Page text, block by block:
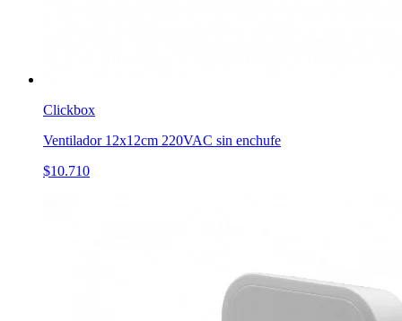
Clickbox
Ventilador 12x12cm 220VAC sin enchufe
$10.710